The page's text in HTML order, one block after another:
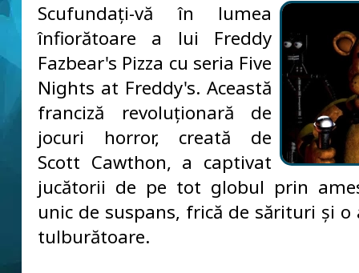
Scufundați-vă în lumea
înfiorătoare a lui Freddy
Fazbear's Pizza cu seria Five
Nights at Freddy's. Această
franciză revoluționară de
jocuri horror, creată de
Scott Cawthon, a captivat
jucătorii de pe tot globul prin
unic de suspans, frică de sărituri și
tulburătoare.